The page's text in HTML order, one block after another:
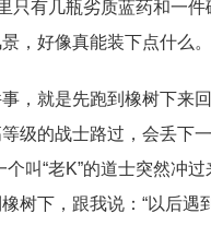
只有几瓶劣质蓝药和一
，好像真能装下点什么。
，就是先跑到橡树下来
级的战士路过，会丢下
叫“老K”的道士突然冲
树下，跟我说：“以后遇